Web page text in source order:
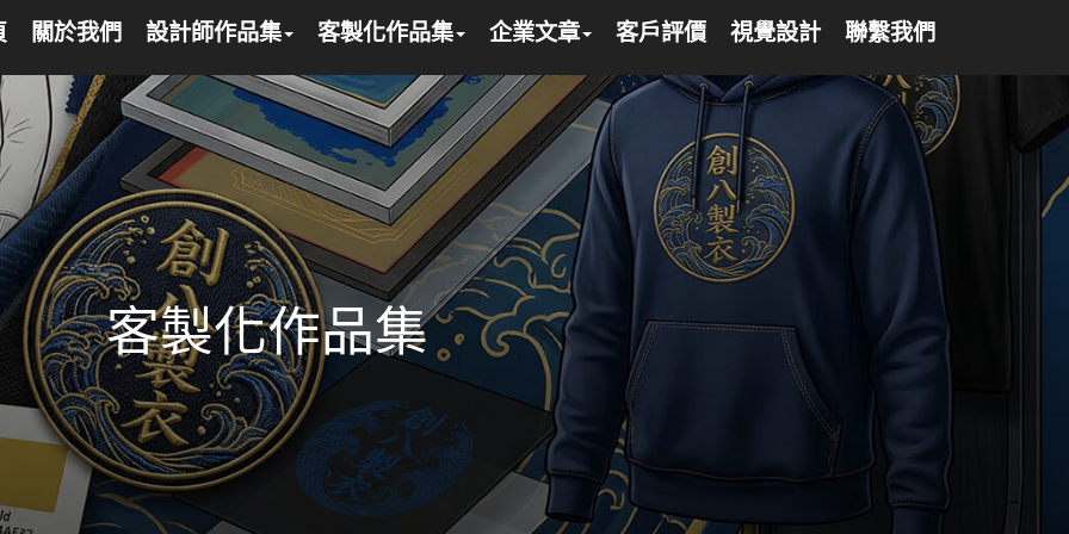
關於我們 設計師作品集 客製化作品集 企業文章 客戶評價 視覺設計 聯繫我們
客製化作品集